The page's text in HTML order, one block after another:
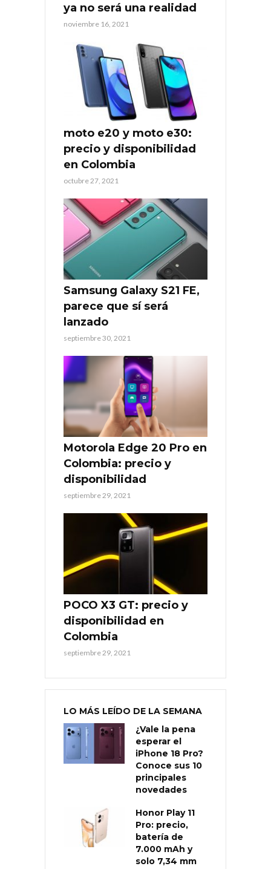
ya no será una realidad
noviembre 16, 2021
moto e20 y moto e30:
precio y disponibilidad
en Colombia
octubre 27, 2021
Samsung Galaxy S21 FE,
parece que sí será
lanzado
septiembre 30, 2021
Motorola Edge 20 Pro en
Colombia: precio y
disponibilidad
septiembre 29, 2021
POCO X3 GT: precio y
disponibilidad en
Colombia
septiembre 29, 2021
LO MÁS LEÍDO DE LA SEMANA
¿Vale la pena
esperar el
iPhone 18 Pro?
Conoce sus 10
principales
novedades
Honor Play 11
Pro: precio,
batería de
7.000 mAh y
solo 7,34 mm